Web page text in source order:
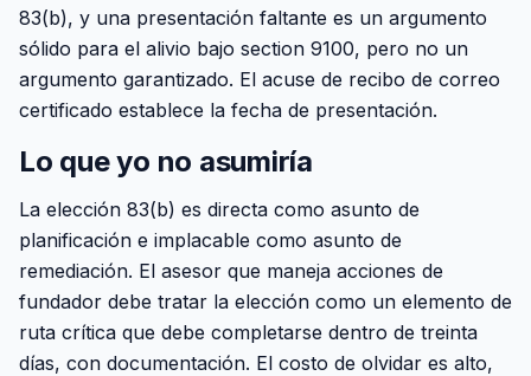
83(b), y una presentación faltante es un argumento
sólido para el alivio bajo section 9100, pero no un
argumento garantizado. El acuse de recibo de correo
certificado establece la fecha de presentación.
Lo que yo no asumiría
La elección 83(b) es directa como asunto de
planificación e implacable como asunto de
remediación. El asesor que maneja acciones de
fundador debe tratar la elección como un elemento de
ruta crítica que debe completarse dentro de treinta
días, con documentación. El costo de olvidar es alto,